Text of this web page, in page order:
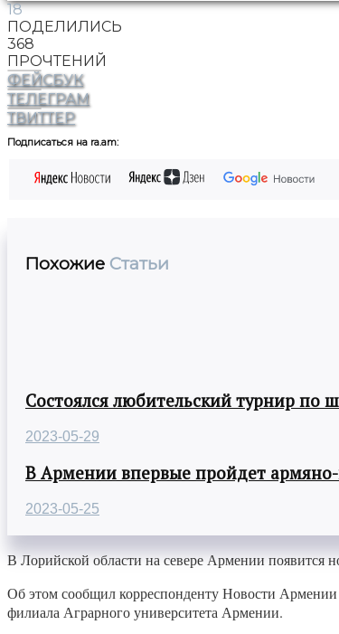
18
ПОДЕЛИЛИСЬ
368
ПРОЧТЕНИЙ
ФЕЙСБУК
ТЕЛЕГРАМ
ТВИТТЕР
Подписаться на ra.am:
Похожие Статьи
Состоялся любительский турнир по
2023-05-29
В Армении впервые пройдет армяно-
2023-05-25
В Лорийской области на севере Армении появится
Об этом сообщил корреспонденту Новости Армении
филиала Аграрного университета Армении.